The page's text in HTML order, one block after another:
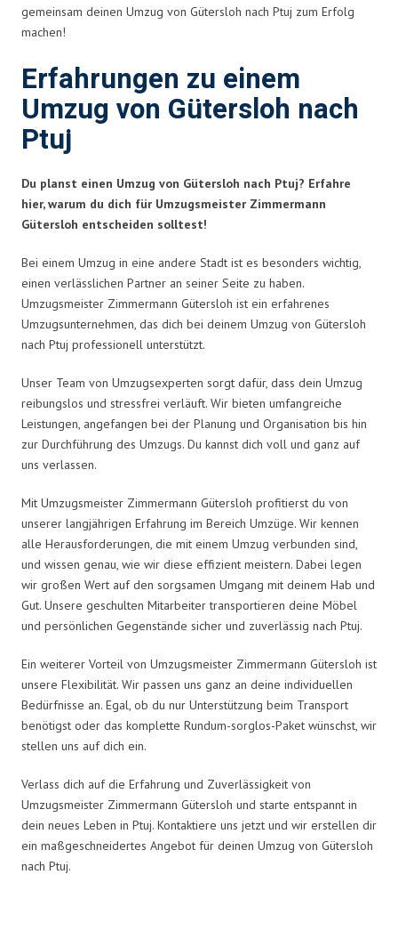
gemeinsam deinen Umzug von Gütersloh nach Ptuj zum Erfolg
machen!
Erfahrungen zu einem
Umzug von Gütersloh nach
Ptuj
Du planst einen Umzug von Gütersloh nach Ptuj? Erfahre
hier, warum du dich für Umzugsmeister Zimmermann
Gütersloh entscheiden solltest!
Bei einem Umzug in eine andere Stadt ist es besonders wichtig,
einen verlässlichen Partner an seiner Seite zu haben.
Umzugsmeister Zimmermann Gütersloh ist ein erfahrenes
Umzugsunternehmen, das dich bei deinem Umzug von Gütersloh
nach Ptuj professionell unterstützt.
Unser Team von Umzugsexperten sorgt dafür, dass dein Umzug
reibungslos und stressfrei verläuft. Wir bieten umfangreiche
Leistungen, angefangen bei der Planung und Organisation bis hin
zur Durchführung des Umzugs. Du kannst dich voll und ganz auf
uns verlassen.
Mit Umzugsmeister Zimmermann Gütersloh profitierst du von
unserer langjährigen Erfahrung im Bereich Umzüge. Wir kennen
alle Herausforderungen, die mit einem Umzug verbunden sind,
und wissen genau, wie wir diese effizient meistern. Dabei legen
wir großen Wert auf den sorgsamen Umgang mit deinem Hab und
Gut. Unsere geschulten Mitarbeiter transportieren deine Möbel
und persönlichen Gegenstände sicher und zuverlässig nach Ptuj.
Ein weiterer Vorteil von Umzugsmeister Zimmermann Gütersloh ist
unsere Flexibilität. Wir passen uns ganz an deine individuellen
Bedürfnisse an. Egal, ob du nur Unterstützung beim Transport
benötigst oder das komplette Rundum-sorglos-Paket wünschst, wir
stellen uns auf dich ein.
Verlass dich auf die Erfahrung und Zuverlässigkeit von
Umzugsmeister Zimmermann Gütersloh und starte entspannt in
dein neues Leben in Ptuj. Kontaktiere uns jetzt und wir erstellen dir
ein maßgeschneidertes Angebot für deinen Umzug von Gütersloh
nach Ptuj.